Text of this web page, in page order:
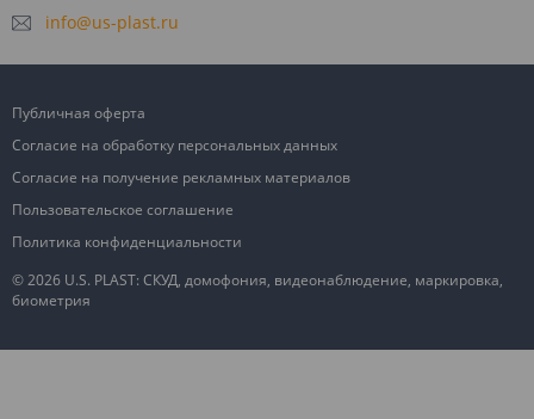
info@us-plast.ru
© 2026 U.S. PLAST: СКУД, домофония, видеонаблюдение, маркировка,
биометрия
Публичная оферта
Согласие на обработку персональных данных
Согласие на получение рекламных материалов
Пользовательское соглашение
Политика конфиденциальности